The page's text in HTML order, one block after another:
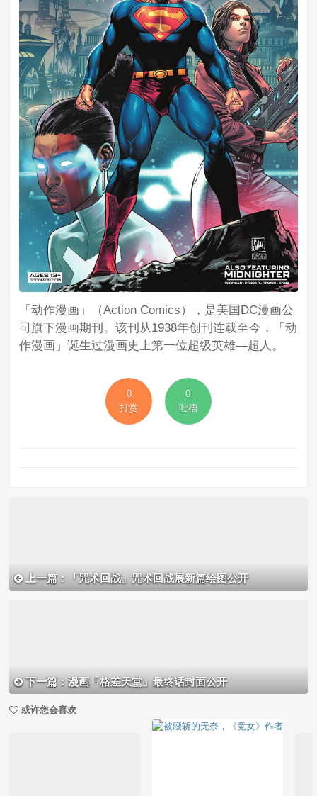
「动作漫画」（Action Comics），是美国DC漫画公
司旗下漫画期刊。该刊从1938年创刊连载至今，「动
作漫画」诞生过漫画史上第一位超级英雄—超人。
0
打赏
0
吐槽
上一篇：「咒术回战」咒术回战展新篇绘图公开
下一篇：漫画「格差天堂」最终话封面公开
或许您会喜欢